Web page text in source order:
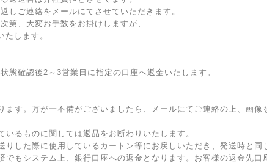
しご連絡をメールにてさせていただきます。
第、大変お手数をお掛けしますが、
します。
態確認後2～3営業日に指定の口座へ返金いたします。
ます。万が一不備がございましたら、メールにてご連絡の上、画像
るものに関しては返品をお断わりいたします。
した際に使用しているカートン等にお戻しいただき、発送時と同
もシステム上、銀行口座への返金となります。お客様の返金先口